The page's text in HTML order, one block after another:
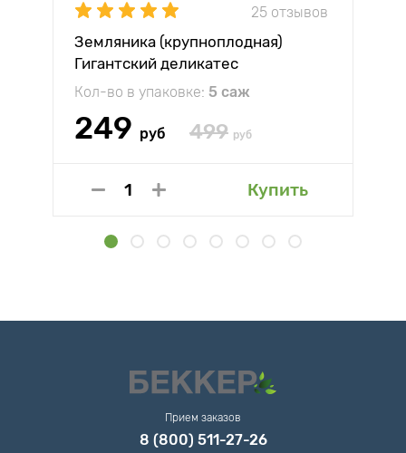
25 отзывов
Земляника (крупноплодная)
Гигантский деликатес
Кол-во в упаковке: 5 саж
249 руб 499 руб
Купить
Прием заказов
8 (800) 511-27-26